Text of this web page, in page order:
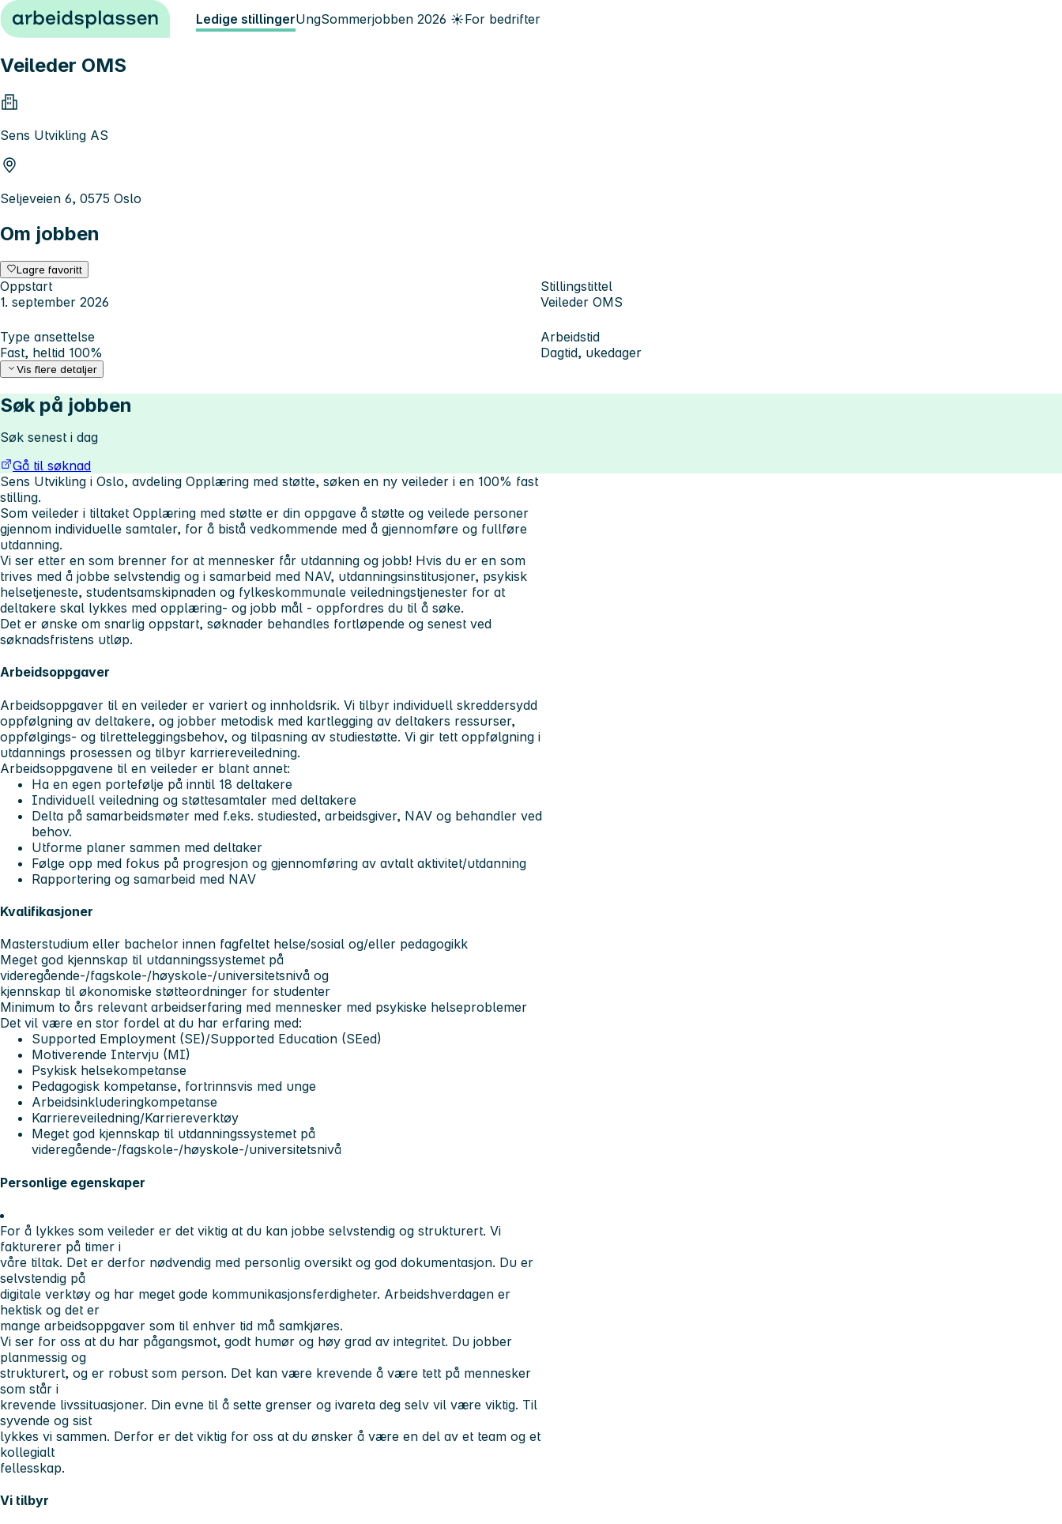
Hopp til innhold Ledige stillingerUngSommerjobben 2026 ☀️For bedrifter
Veileder OMS
Sens Utvikling AS
Seljeveien 6, 0575 Oslo
Om jobben
Lagre favoritt
Oppstart
1. september 2026
Stillingstittel
Veileder OMS
Type ansettelse
Fast, heltid 100%
Arbeidstid
Dagtid, ukedager
Vis flere detaljer
Søk på jobben
Søk senest i dag
Gå til søknad
Sens Utvikling i Oslo, avdeling Opplæring med støtte, søken en ny veileder i en 100% fast
stilling.
Som veileder i tiltaket Opplæring med støtte er din oppgave å støtte og veilede personer
gjennom individuelle samtaler, for å bistå vedkommende med å gjennomføre og fullføre
utdanning.
Vi ser etter en som brenner for at mennesker får utdanning og jobb! Hvis du er en som
trives med å jobbe selvstendig og i samarbeid med NAV, utdanningsinstitusjoner, psykisk
helsetjeneste, studentsamskipnaden og fylkeskommunale veiledningstjenester for at
deltakere skal lykkes med opplæring- og jobb mål - oppfordres du til å søke.
Det er ønske om snarlig oppstart, søknader behandles fortløpende og senest ved
søknadsfristens utløp.
Arbeidsoppgaver
Arbeidsoppgaver til en veileder er variert og innholdsrik. Vi tilbyr individuell skreddersydd
oppfølgning av deltakere, og jobber metodisk med kartlegging av deltakers ressurser,
oppfølgings- og tilretteleggingsbehov, og tilpasning av studiestøtte. Vi gir tett oppfølgning i
utdannings prosessen og tilbyr karriereveiledning.
Arbeidsoppgavene til en veileder er blant annet:
Ha en egen portefølje på inntil 18 deltakere
Individuell veiledning og støttesamtaler med deltakere
Delta på samarbeidsmøter med f.eks. studiested, arbeidsgiver, NAV og behandler ved
behov.
Utforme planer sammen med deltaker
Følge opp med fokus på progresjon og gjennomføring av avtalt aktivitet/utdanning
Rapportering og samarbeid med NAV
Kvalifikasjoner
Masterstudium eller bachelor innen fagfeltet helse/sosial og/eller pedagogikk
Meget god kjennskap til utdanningssystemet på
videregående-/fagskole-/høyskole-/universitetsnivå og
kjennskap til økonomiske støtteordninger for studenter
Minimum to års relevant arbeidserfaring med mennesker med psykiske helseproblemer
Det vil være en stor fordel at du har erfaring med:
Supported Employment (SE)/Supported Education (SEed)
Motiverende Intervju (MI)
Psykisk helsekompetanse
Pedagogisk kompetanse, fortrinnsvis med unge
Arbeidsinkluderingkompetanse
Karriereveiledning/Karriereverktøy
Meget god kjennskap til utdanningssystemet på
videregående-/fagskole-/høyskole-/universitetsnivå
Personlige egenskaper
For å lykkes som veileder er det viktig at du kan jobbe selvstendig og strukturert. Vi
fakturerer på timer i
våre tiltak. Det er derfor nødvendig med personlig oversikt og god dokumentasjon. Du er
selvstendig på
digitale verktøy og har meget gode kommunikasjonsferdigheter. Arbeidshverdagen er
hektisk og det er
mange arbeidsoppgaver som til enhver tid må samkjøres.
Vi ser for oss at du har pågangsmot, godt humør og høy grad av integritet. Du jobber
planmessig og
strukturert, og er robust som person. Det kan være krevende å være tett på mennesker
som står i
krevende livssituasjoner. Din evne til å sette grenser og ivareta deg selv vil være viktig. Til
syvende og sist
lykkes vi sammen. Derfor er det viktig for oss at du ønsker å være en del av et team og et
kollegialt
fellesskap.
Vi tilbyr